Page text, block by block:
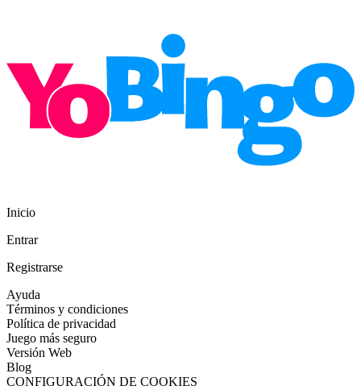
Inicio
Entrar
Registrarse
Ayuda
Términos y condiciones
Política de privacidad
Juego más seguro
Versión Web
Blog
CONFIGURACIÓN DE COOKIES